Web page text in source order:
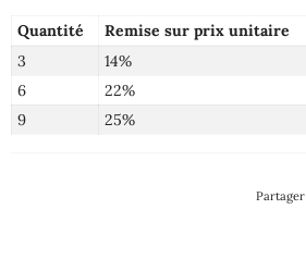
Quantité Remise sur prix unitaire
3
14%
6
22%
9
25%
Partager